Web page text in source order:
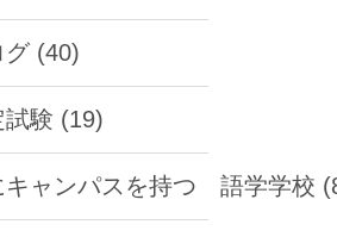
グ (40)
験 (19)
キャンパスを持つ 語学学校